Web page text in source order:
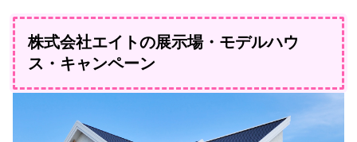
株式会社エイトの展示場・モデルハウ
ス・キャンペーン